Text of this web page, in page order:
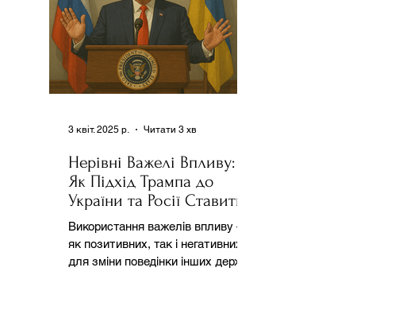
Нерівні Важелі Впливу:
Як Підхід Трампа до
України та Росії Ставить
під Сумнів Американську
Держполітику
Використання важелів впливу –
як позитивних, так і негативних –
для зміни поведінки інших держав
3 квіт. 2025 р. Читати 3 хв